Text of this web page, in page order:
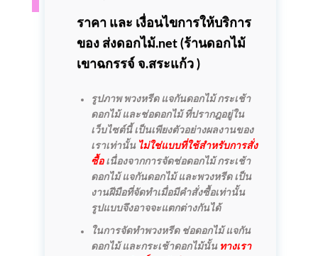
ราคา และ เงื่อนไขการให้บริการ
ของ ส่งดอกไม้.net (ร้านดอกไม้
เขาฉกรรจ์ จ.สระแก้ว )
รูปภาพ พวงหรีด แจกันดอกไม้ กระเช้า
ดอกไม้ และช่อดอกไม้ ที่ปรากฎอยู่ใน
เว็บไซต์นี้ เป็นเพียงตัวอย่างผลงานของ
เราเท่านั้น ไม่ใช่แบบที่ใช้สำหรับการสั่ง
ซื้อเนื่องจากการจัดช่อดอกไม้ กระเช้า
ดอกไม้ แจกันดอกไม้ และพวงหรีด เป็น
งานฝีมือที่จัดทำเมื่อมีคำสั่งซื้อเท่านั้น
รูปแบบจึงอาจจะแตกต่างกันได้
ในการจัดทำพวงหรีด ช่อดอกไม้ แจกัน
ดอกไม้ และกระเช้าดอกไม้นั้น ทางเรา